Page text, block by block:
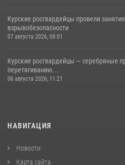
Курские росгвардейцы провели
взрывобезопасности
07 августа 2026, 08:01
Курские росгвардейцы — серебряные
перетягиванию...
06 августа 2026, 11:21
НАВИГАЦИЯ
Новости
Карта сайта